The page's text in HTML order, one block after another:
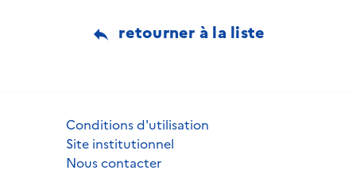
retourner à la liste
Conditions d'utilisation
Site institutionnel
Nous contacter